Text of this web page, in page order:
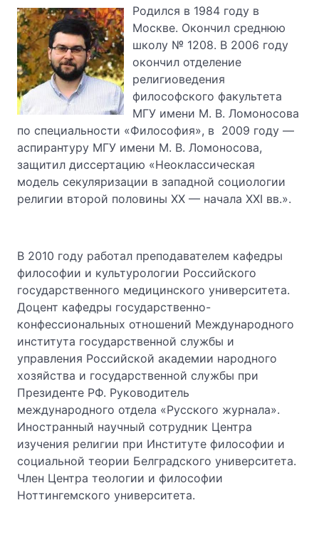
Родился в 1984 году в
Москве. Окончил среднюю
школу № 1208. В 2006 году
окончил отделение
религиоведения
философского факультета
МГУ имени М. В. Ломоносова
по специальности «Философия», в 2009 году —
аспирантуру МГУ имени М. В. Ломоносова,
защитил диссертацию «Неоклассическая
модель секуляризации в западной социологии
религии второй половины XX — начала XXI вв.».
В 2010 году работал преподавателем кафедры
философии и культурологии Российского
государственного медицинского университета.
Доцент кафедры государственно-
конфессиональных отношений Международного
института государственной службы и
управления Российской академии народного
хозяйства и государственной службы при
Президенте РФ. Руководитель
международного отдела «Русского журнала».
Иностранный научный сотрудник Центра
изучения религии при Институте философии и
социальной теории Белградского университета.
Член Центра теологии и философии
Ноттингемского университета.